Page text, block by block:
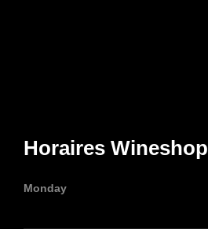
Horaires Wineshop
Monday